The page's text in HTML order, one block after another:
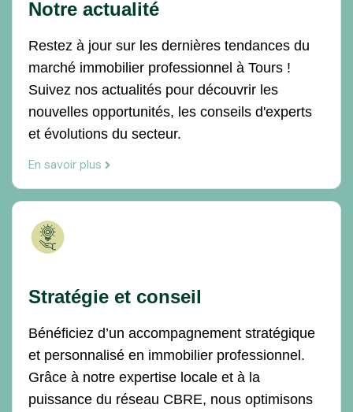
Notre actualité
Restez à jour sur les dernières tendances du
marché immobilier professionnel à Tours !
Suivez nos actualités pour découvrir les
nouvelles opportunités, les conseils d'experts
et évolutions du secteur.
En savoir plus
Stratégie et conseil
Bénéficiez d’un accompagnement stratégique
et personnalisé en immobilier professionnel.
Grâce à notre expertise locale et à la
puissance du réseau CBRE, nous optimisons